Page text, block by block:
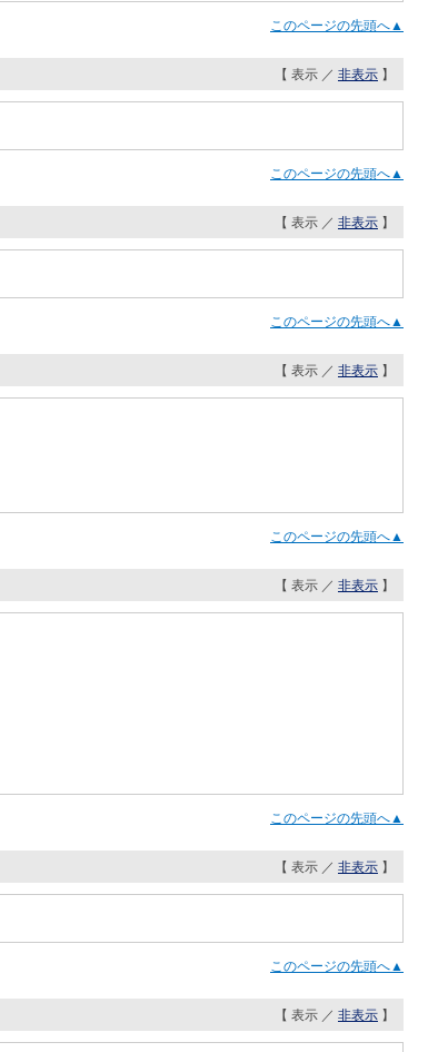
このページの先頭へ▲
【 表示 ／ 非表示 】
このページの先頭へ▲
【 表示 ／ 非表示 】
このページの先頭へ▲
【 表示 ／ 非表示 】
このページの先頭へ▲
【 表示 ／ 非表示 】
このページの先頭へ▲
【 表示 ／ 非表示 】
このページの先頭へ▲
【 表示 ／ 非表示 】